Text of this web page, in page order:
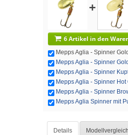
+
6 Artikel in den
Mepps Aglia - Spinner
Mepps Aglia - Spinner
Mepps Aglia - Spinner
Mepps Aglia - Spinner Hot
Mepps Aglia - Spinner
Mepps Aglia Spinner mit
Details Modellvergleich